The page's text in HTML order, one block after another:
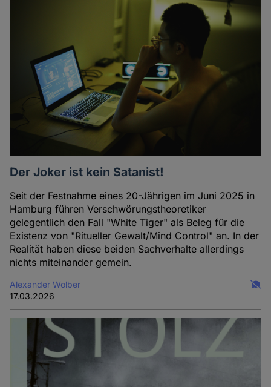
Der Joker ist kein Satanist!
Seit der Festnahme eines 20-Jährigen im Juni 2025 in
Hamburg führen Verschwörungstheoretiker
gelegentlich den Fall "White Tiger" als Beleg für die
Existenz von "Ritueller Gewalt/Mind Control" an. In der
Realität haben diese beiden Sachverhalte allerdings
nichts miteinander gemein.
Alexander Wolber
17.03.2026